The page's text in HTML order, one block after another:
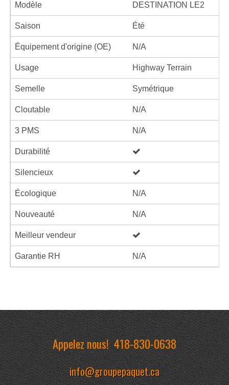
Modèle DESTINATION LE2
Saison Été
Équipement d'origine (OE) N/A
Usage Highway Terrain
Semelle Symétrique
Cloutable N/A
3 PMS N/A
Durabilité
Silencieux
Écologique N/A
Nouveauté N/A
Meilleur vendeur
Garantie RH N/A
Appelez nous!418-830-0638
info@groupepaquet.ca